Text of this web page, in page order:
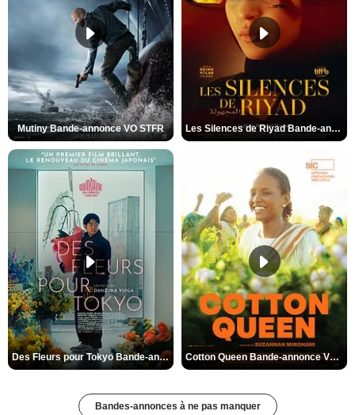
Mutiny Bande-annonce VO STFR Les Silences de Riyad Bande-annonce VO STFR
Des Fleurs pour Tokyo Bande-annonce VO STFR Cotton Queen Bande-annonce VO STFR
Bandes-annonces à ne pas manquer